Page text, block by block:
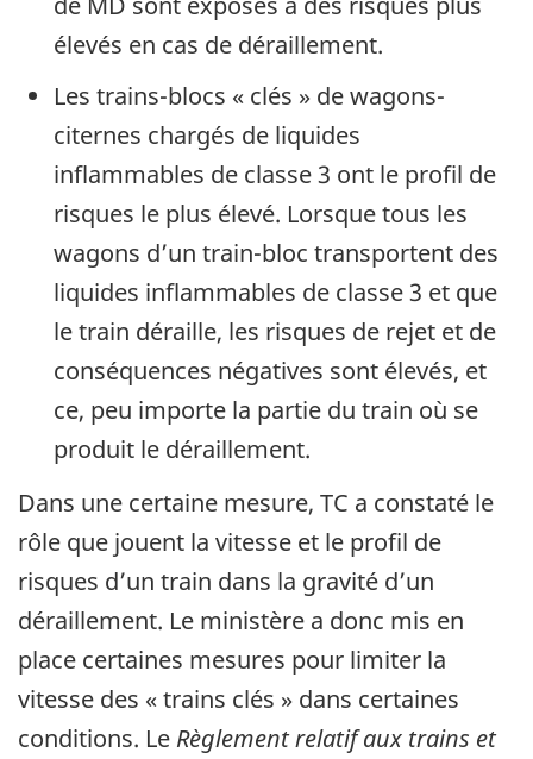
élevés en cas de déraillement.
Les trains-blocs « clés » de wagons-
citernes chargés de liquides
inflammables de classe 3 ont le profil de
risques le plus élevé. Lorsque tous les
wagons d’un train-bloc transportent des
liquides inflammables de classe 3 et que
le train déraille, les risques de rejet et de
conséquences négatives sont élevés, et
ce, peu importe la partie du train où se
produit le déraillement.
Dans une certaine mesure, TC a constaté le
rôle que jouent la vitesse et le profil de
risques d’un train dans la gravité d’un
déraillement. Le ministère a donc mis en
place certaines mesures pour limiter la
vitesse des « trains clés » dans certaines
conditions. Le Règlement relatif aux trains et